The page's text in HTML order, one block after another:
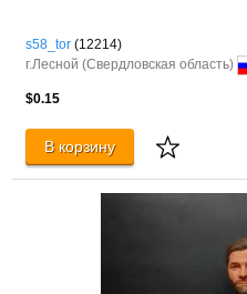
s58_tor (12214)
г.Лесной (Свердловская область)
$0.15
В корзину